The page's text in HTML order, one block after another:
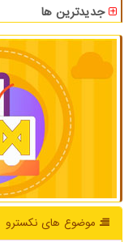
جدیدترین ها
موضوع های نكسترو